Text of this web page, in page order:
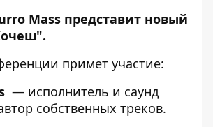
Mass представит новый
примет участие:
— исполнитель и саунд
собственных треков.